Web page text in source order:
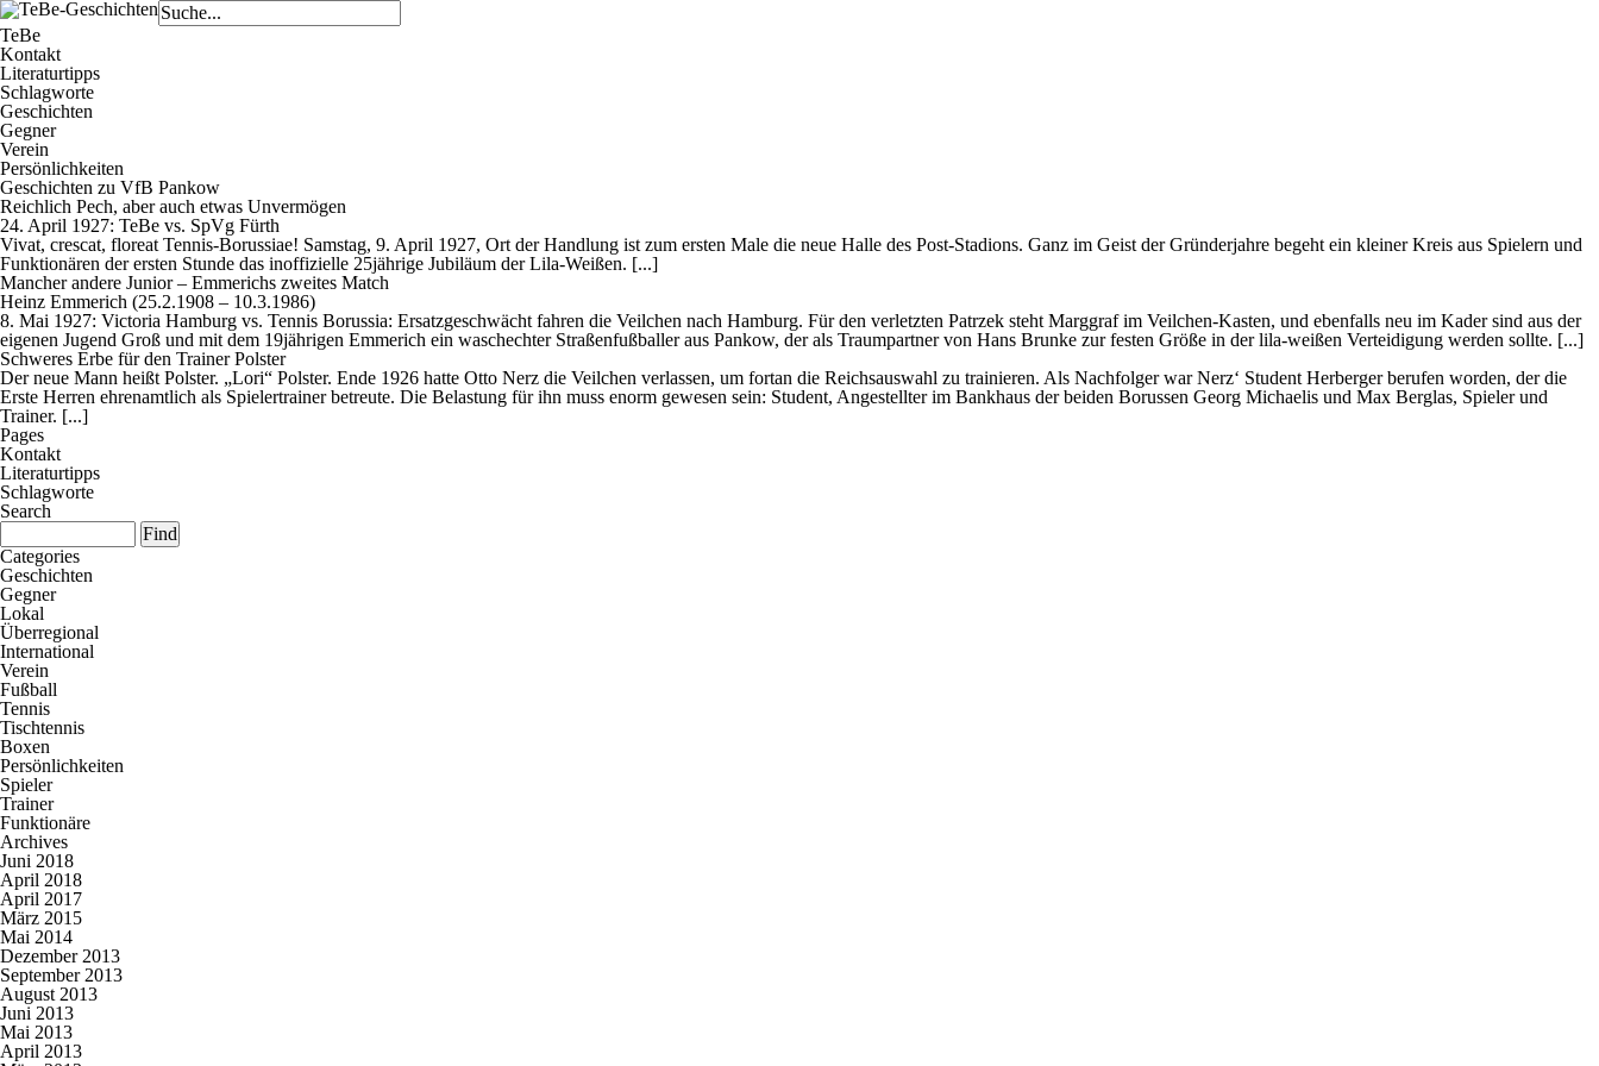
TeBe
Kontakt
Literaturtipps
Schlagworte
Geschichten
Gegner
Verein
Persönlichkeiten
Geschichten zu VfB Pankow
Reichlich Pech, aber auch etwas Unvermögen
24. April 1927: TeBe vs. SpVg Fürth
Vivat, crescat, floreat Tennis-Borussiae! Samstag, 9. April 1927, Ort der Handlung ist zum ersten Male die neue Halle des Post-Stadions. Ganz im Geist der Gründerjahre begeht ein kleiner Kreis aus Spielern und
Funktionären der ersten Stunde das inoffizielle 25jährige Jubiläum der Lila-Weißen. [...]
Mancher andere Junior – Emmerichs zweites Match
Heinz Emmerich (25.2.1908 – 10.3.1986)
8. Mai 1927: Victoria Hamburg vs. Tennis Borussia: Ersatzgeschwächt fahren die Veilchen nach Hamburg. Für den verletzten Patrzek steht Marggraf im Veilchen-Kasten, und ebenfalls neu im Kader sind aus der
eigenen Jugend Groß und mit dem 19jährigen Emmerich ein waschechter Straßenfußballeraus Pankow, der als Traumpartner von Hans Brunke zur festen Größe in der lila-weißen Verteidigung werden sollte. [...]
Schweres Erbe für den Trainer Polster
Der neue Mann heißt Polster. „Lori“ Polster. Ende 1926 hatte Otto Nerz die Veilchen verlassen, um fortan die Reichsauswahl zu trainieren. Als Nachfolger war Nerz‘ Student Herberger berufen worden, der die
Erste Herren ehrenamtlich als Spielertrainer betreute. Die Belastung für ihn muss enorm gewesen sein: Student, Angestellter im Bankhaus der beiden Borussen Georg Michaelis und Max Berglas, Spieler und
Trainer. [...]
Pages
Kontakt
Literaturtipps
Schlagworte
Search
Categories
Geschichten
Gegner
Lokal
Überregional
International
Verein
Fußball
Tennis
Tischtennis
Boxen
Persönlichkeiten
Spieler
Trainer
Funktionäre
Archives
Juni 2018
April 2018
April 2017
März 2015
Mai 2014
Dezember 2013
September 2013
August 2013
Juni 2013
Mai 2013
April 2013